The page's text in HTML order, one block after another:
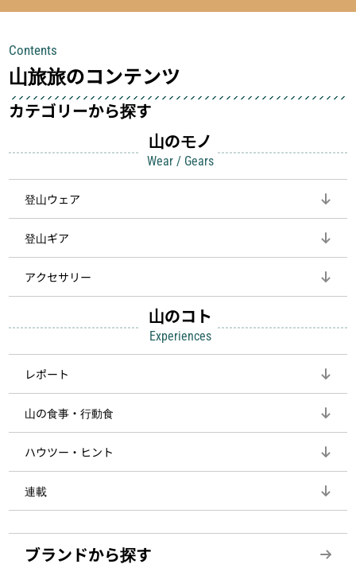
して安全にしてくれます
Contents
山旅旅のコンテンツ
カテゴリーから探す
山のモノ
Wear / Gears
登山ウェア
登山ギア
アクセサリー
山のコト
Experiences
レポート
山の食事・行動食
ハウツー・ヒント
連載
ブランドから探す